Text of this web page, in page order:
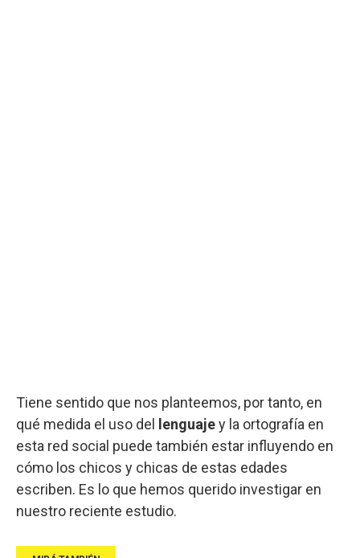
Tiene sentido que nos planteemos, por tanto, en
qué medida el uso del
lenguajey la ortografía en
esta red social puede también estar influyendo en
cómo los chicos y chicas de estas edades
escriben. Es lo que hemos querido investigar en
nuestro reciente estudio.